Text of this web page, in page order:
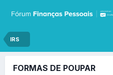
IRS
FORMAS DE POUPAR